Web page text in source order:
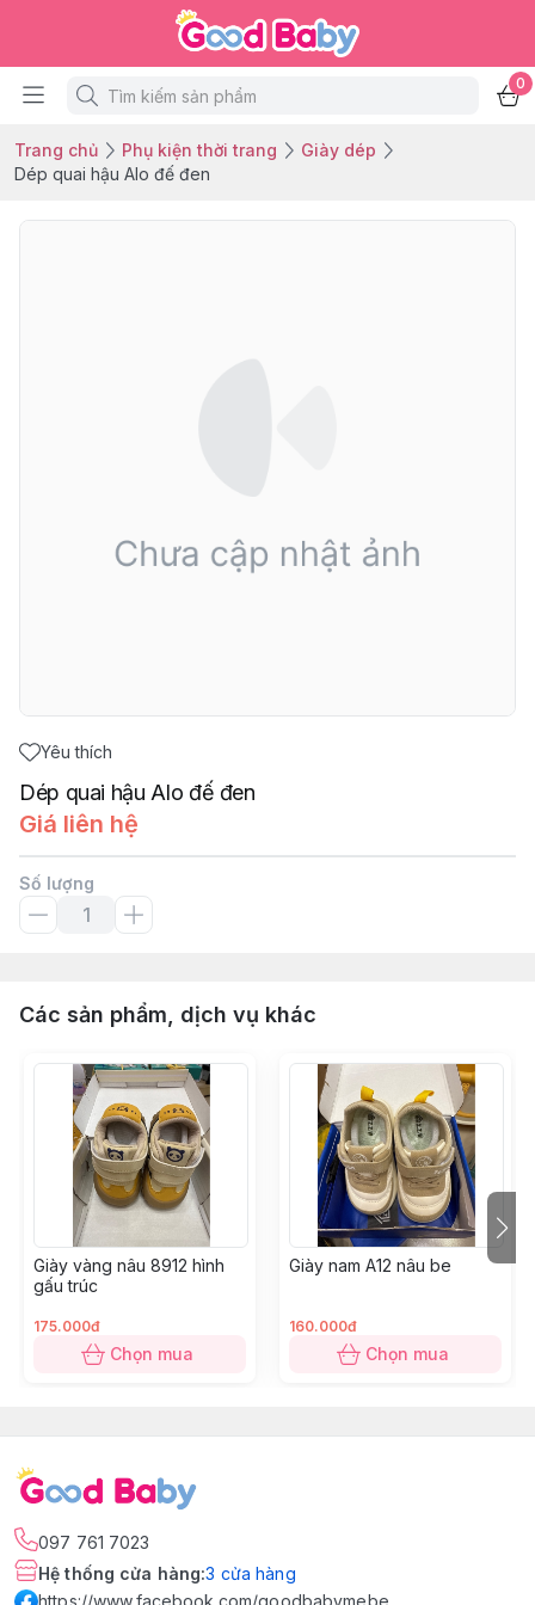
0
Trang chủ Phụ kiện thời trang
Giày dép
Dép quai hậu Alo đế đen
Yêu thích
Dép quai hậu Alo đế đen
Giá liên hệ
Số lượng
Các sản phẩm, dịch vụ khác
Giày vàng nâu 8912 hình
gấu trúc
175.000đ
Chọn mua
Giày nam A12 nâu be
160.000đ
Chọn mua
097 761 7023
Hệ thống cửa hàng:3 cửa hàng
https://www.facebook.com/goodbabymebe